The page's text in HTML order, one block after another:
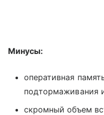
Минусы:
оперативная
подтормаживания
скромный объем